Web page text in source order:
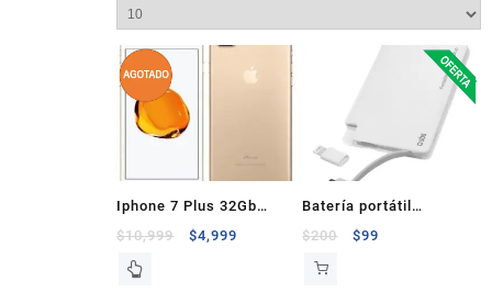
Iphone 7 Plus 32Gb
Dorado
$10,999 $4,999
Batería portátil
5800mAh smartphone,
tablets, iphone
$200 $99